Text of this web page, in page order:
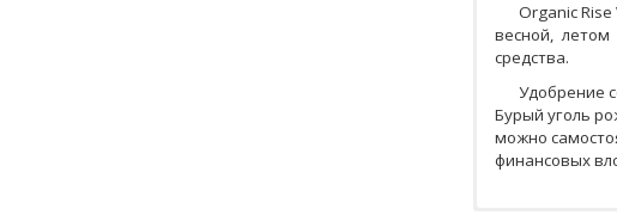
Organic
весной,
средства.
Удобрение
Бурый уголь
можно
финансовых